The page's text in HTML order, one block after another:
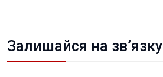
Залишайся на зв’язку